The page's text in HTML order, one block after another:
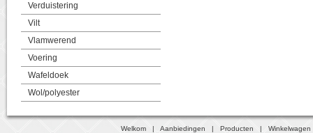
Verduistering
Vilt
Vlamwerend
Voering
Wafeldoek
Wol/polyester
Welkom |Aanbiedingen |Producten |Winkelwagen